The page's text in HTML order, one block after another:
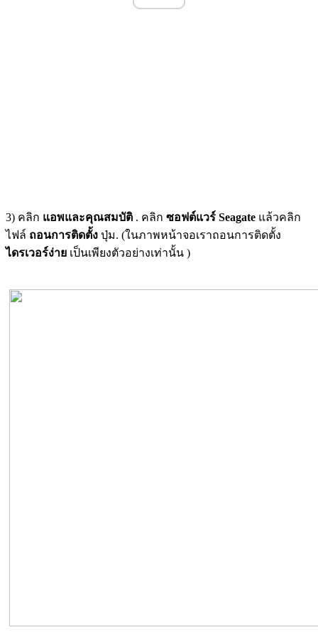
3) คลิก แอพและคุณสมบัติ . คลิก ซอฟต์แวร์ Seagate แล้วคลิก
ไฟล์ ถอนการติดตั้ง ปุ่ม. (ในภาพหน้าจอเราถอนการติดตั้ง
ไดรเวอร์ง่าย เป็นเพียงตัวอย่างเท่านั้น )